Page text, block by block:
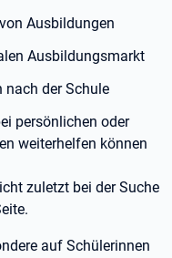
Ausbildungen
Ausbildungsmarkt
nach der Schule
persönlichen oder
weiterhelfen können
zuletzt bei der Suche
auf Schülerinnen